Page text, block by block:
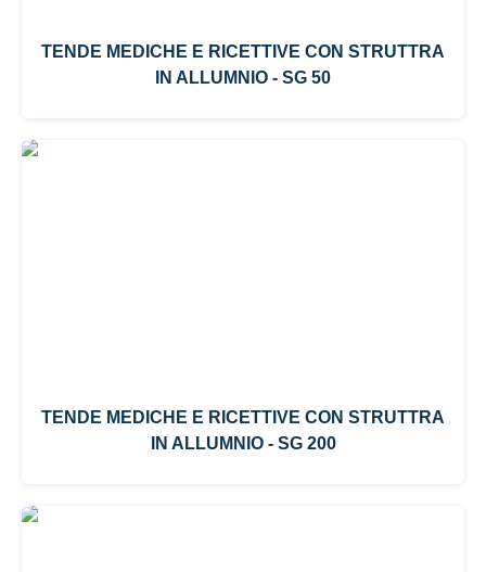
TENDE MEDICHE E RICETTIVE CON STRUTTRA
IN ALLUMNIO - SG 50
TENDE MEDICHE E RICETTIVE CON STRUTTRA
IN ALLUMNIO - SG 200